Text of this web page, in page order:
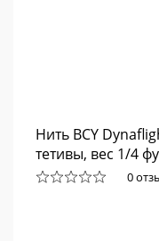
Нить BCY
тетивы, вес 1/4
0